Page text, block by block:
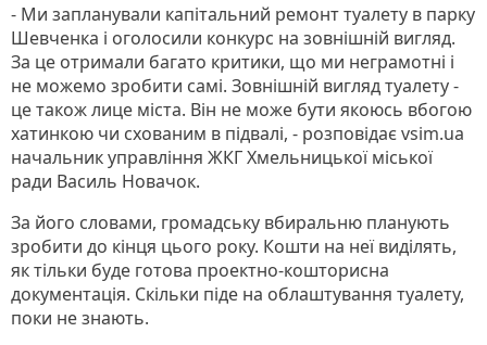
- Ми запланували капітальний ремонт туалету в парку
Шевченка і оголосили конкурс на зовнішній вигляд.
За це отримали багато критики, що ми неграмотні і
не можемо зробити самі. Зовнішній вигляд туалету -
це також лице міста. Він не може бути якоюсь вбогою
хатинкою чи схованим в підвалі, - розповідає vsim.ua
начальник управління ЖКГ Хмельницької міської
ради Василь Новачок.
За його словами, громадську вбиральню планують
зробити до кінця цього року. Кошти на неї виділять,
як тільки буде готова проектно-кошторисна
документація. Скільки піде на облаштування туалету,
поки не знають.